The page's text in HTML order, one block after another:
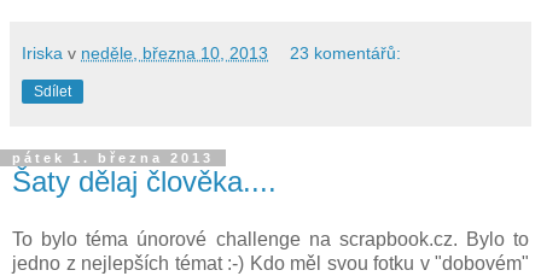
Iriska v neděle, března 10, 2013 23 komentářů:
Sdílet
pátek 1. března 2013
Šaty dělaj člověka....
To bylo téma únorové challenge na scrapbook.cz. Bylo to
jedno z nejlepších témat :-) Kdo měl svou fotku v "dobovém"